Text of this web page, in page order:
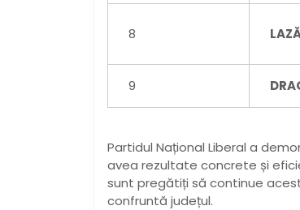
8
9
Partidul Național Liberal a
avea rezultate concrete și
sunt pregătiți să continue
confruntă județul.